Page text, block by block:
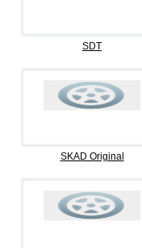
SDT
SKAD Original